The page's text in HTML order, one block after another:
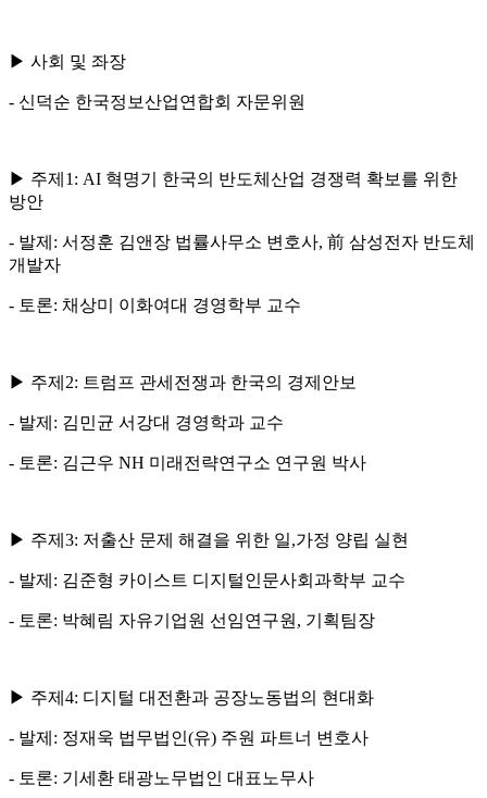
▶ 사회 및 좌장
- 신덕순 한국정보산업연합회 자문위원
▶ 주제1: AI 혁명기 한국의 반도체산업 경쟁력 확보를 위한
방안
- 발제: 서정훈 김앤장 법률사무소 변호사, 前 삼성전자 반도체
개발자
- 토론: 채상미 이화여대 경영학부 교수
▶ 주제2: 트럼프 관세전쟁과 한국의 경제안보
- 발제: 김민균 서강대 경영학과 교수
- 토론: 김근우 NH 미래전략연구소 연구원 박사
▶ 주제3: 저출산 문제 해결을 위한 일,가정 양립 실현
- 발제: 김준형 카이스트 디지털인문사회과학부 교수
- 토론: 박혜림 자유기업원 선임연구원, 기획팀장
▶ 주제4: 디지털 대전환과 공장노동법의 현대화
- 발제: 정재욱 법무법인(유) 주원 파트너 변호사
- 토론: 기세환 태광노무법인 대표노무사